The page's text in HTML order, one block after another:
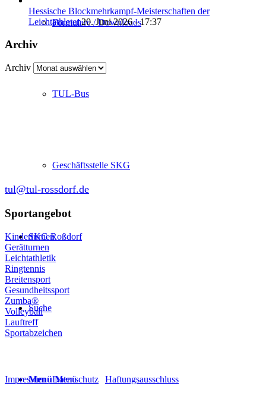
Formulare / Downloads
TUL-Bus
Geschäftsstelle SKG
SKG Roßdorf
Suche
Menü Menü
Hessische Blockmehrkampf-Meisterschaften der
Leichtathleten20. Juni 2026 - 17:37
Archiv
Archiv
tul@tul-rossdorf.de
Sportangebot
Kinderturnen
Gerätturnen
Leichtathletik
Ringtennis
Breitensport
Gesundheitssport
Zumba®
Volleyball
Lauftreff
Sportabzeichen
Impressum|Datenschutz Haftungsausschluss